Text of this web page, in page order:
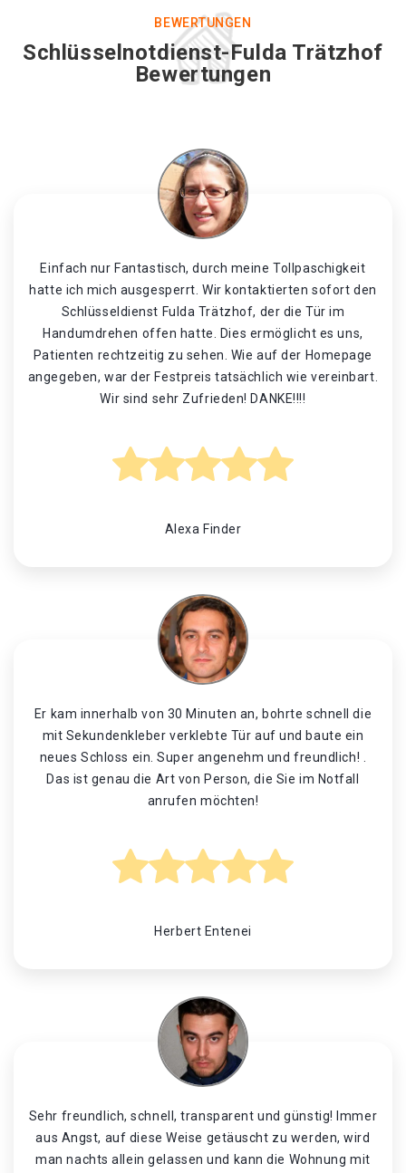
BEWERTUNGEN
Schlüsselnotdienst-Fulda Trätzhof
Bewertungen
Einfach nur Fantastisch, durch meine Tollpaschigkeit
hatte ich mich ausgesperrt. Wir kontaktierten sofort den
Schlüsseldienst Fulda Trätzhof, der die Tür im
Handumdrehen offen hatte. Dies ermöglicht es uns,
Patienten rechtzeitig zu sehen. Wie auf der Homepage
angegeben, war der Festpreis tatsächlich wie vereinbart.
Wir sind sehr Zufrieden! DANKE!!!!
Alexa Finder
Er kam innerhalb von 30 Minuten an, bohrte schnell die
mit Sekundenkleber verklebte Tür auf und baute ein
neues Schloss ein. Super angenehm und freundlich! .
Das ist genau die Art von Person, die Sie im Notfall
anrufen möchten!
Herbert Entenei
Sehr freundlich, schnell, transparent und günstig! Immer
aus Angst, auf diese Weise getäuscht zu werden, wird
man nachts allein gelassen und kann die Wohnung mit